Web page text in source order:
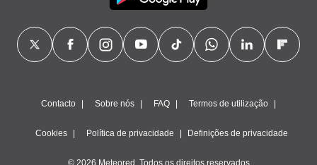
Contacto Sobre nós FAQ Termos de utilização
Cookies Política de privacidade Definições de privacidade
© 2026 Meteored. Todos os direitos reservados